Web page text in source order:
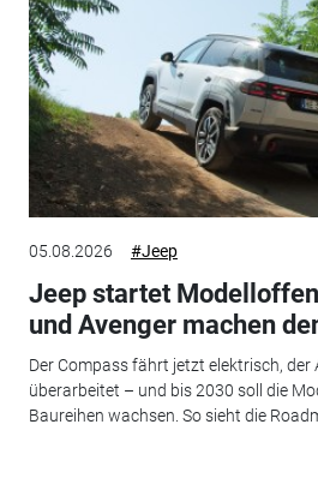
05.08.2026 #Jeep
Jeep startet
und Avenger machen
Der Compass fährt jetzt elektrisch,
überarbeitet – und bis 2030 soll die
Baureihen wachsen. So sieht die